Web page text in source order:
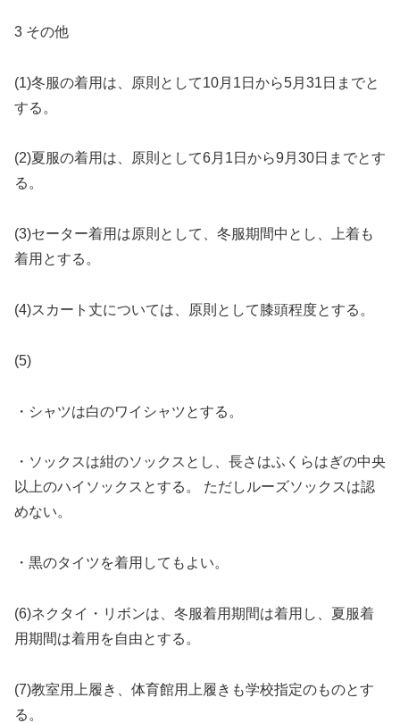
3 その他
(1)冬服の着用は、原則として10月1日から5月31日までと
する。
(2)夏服の着用は、原則として6月1日から9月30日までとす
る。
(3)セーター着用は原則として、冬服期間中とし、上着も
着用とする。
(4)スカート丈については、原則として膝頭程度とする。
(5)
・シャツは白のワイシャツとする。
・ソックスは紺のソックスとし、長さはふくらはぎの中央
以上のハイソックスとする。 ただしルーズソックスは認
めない。
・黒のタイツを着用してもよい。
(6)ネクタイ・リボンは、冬服着用期間は着用し、夏服着
用期間は着用を自由とする。
(7)教室用上履き、体育館用上履きも学校指定のものとす
る。